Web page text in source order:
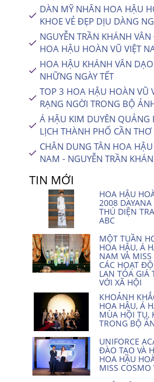
DÀN MỸ NHÂN HOA HẬU
KHOE VẺ ĐẸP DỊU DÀNG
NGUYỄN TRẦN KHÁNH
HOA HẬU HOÀN VŨ VIỆT
HOA HẬU KHÁNH VÂN
NHỮNG NGÀY TẾT
TOP 3 HOA HẬU HOÀN VŨ
RẠNG NGỜI TRONG BỘ
Á HẬU KIM DUYÊN QUẢNG
LỊCH THÀNH PHỐ CẦN THƠ
CHÂN DUNG TÂN HOA
NAM - NGUYỄN TRẦN
TIN MỚI
HOA HẬU
2008
THÚ DIỆN
ABC
MỘT TUẦN
HOA HẬU, Á
NAM VÀ
CÁC HOẠT
LAN TỎA GIÁ
VỚI XÃ HỘI
KHOẢNH
HOA HẬU, Á
MÙA HỘI TỤ,
TRONG BỘ
UNIFORCE
ĐÀO TẠO VÀ
HOA HẬU
MISS